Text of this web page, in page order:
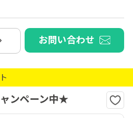
お問い合わせ
ンペーン中★